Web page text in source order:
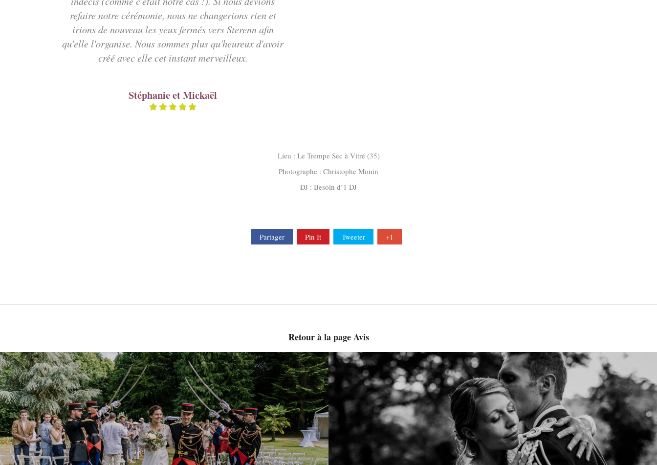
refaire notre cérémonie, nous ne changerions rien et
irions de nouveau les yeux fermés vers Sterenn afin
qu'elle l'organise. Nous sommes plus qu'heureux d'avoir
créé avec elle cet instant merveilleux.
Stéphanie et Mickaël
Lieu : Le Trempe Sec à Vitré (35)
Photographe : Christophe Monin
DJ : Besoin d’1 DJ
Partager Pin It Tweeter +1
Retour à la page Avis